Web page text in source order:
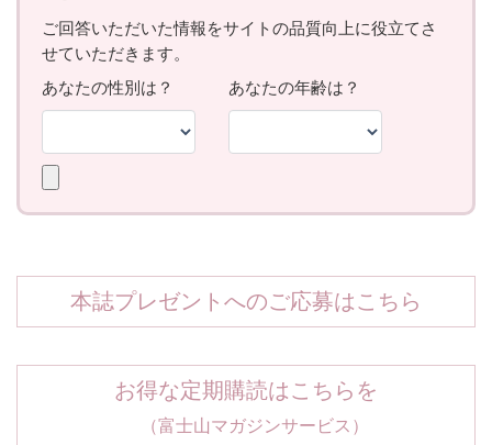
本誌プレゼントへのご応募はこちら
お得な定期購読はこちらを
（富士山マガジンサービス）